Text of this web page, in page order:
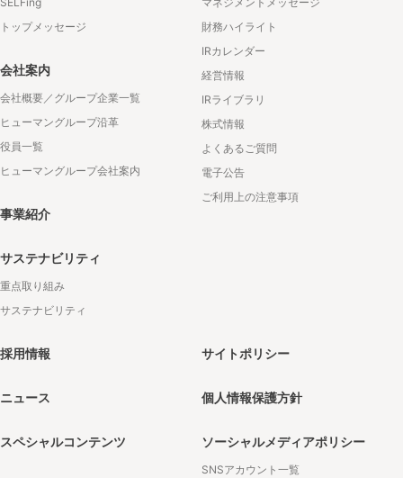
トップメッセージ
会社案内
会社概要／グループ企業一覧
ヒューマングループ沿革
役員一覧
ヒューマングループ会社案内
事業紹介
サステナビリティ
重点取り組み
サステナビリティ
財務ハイライト
IRカレンダー
経営情報
IRライブラリ
株式情報
よくあるご質問
電子公告
ご利用上の注意事項
採用情報
ニュース
スペシャルコンテンツ
サイトポリシー
個人情報保護方針
ソーシャルメディアポリシー
SNSアカウント一覧